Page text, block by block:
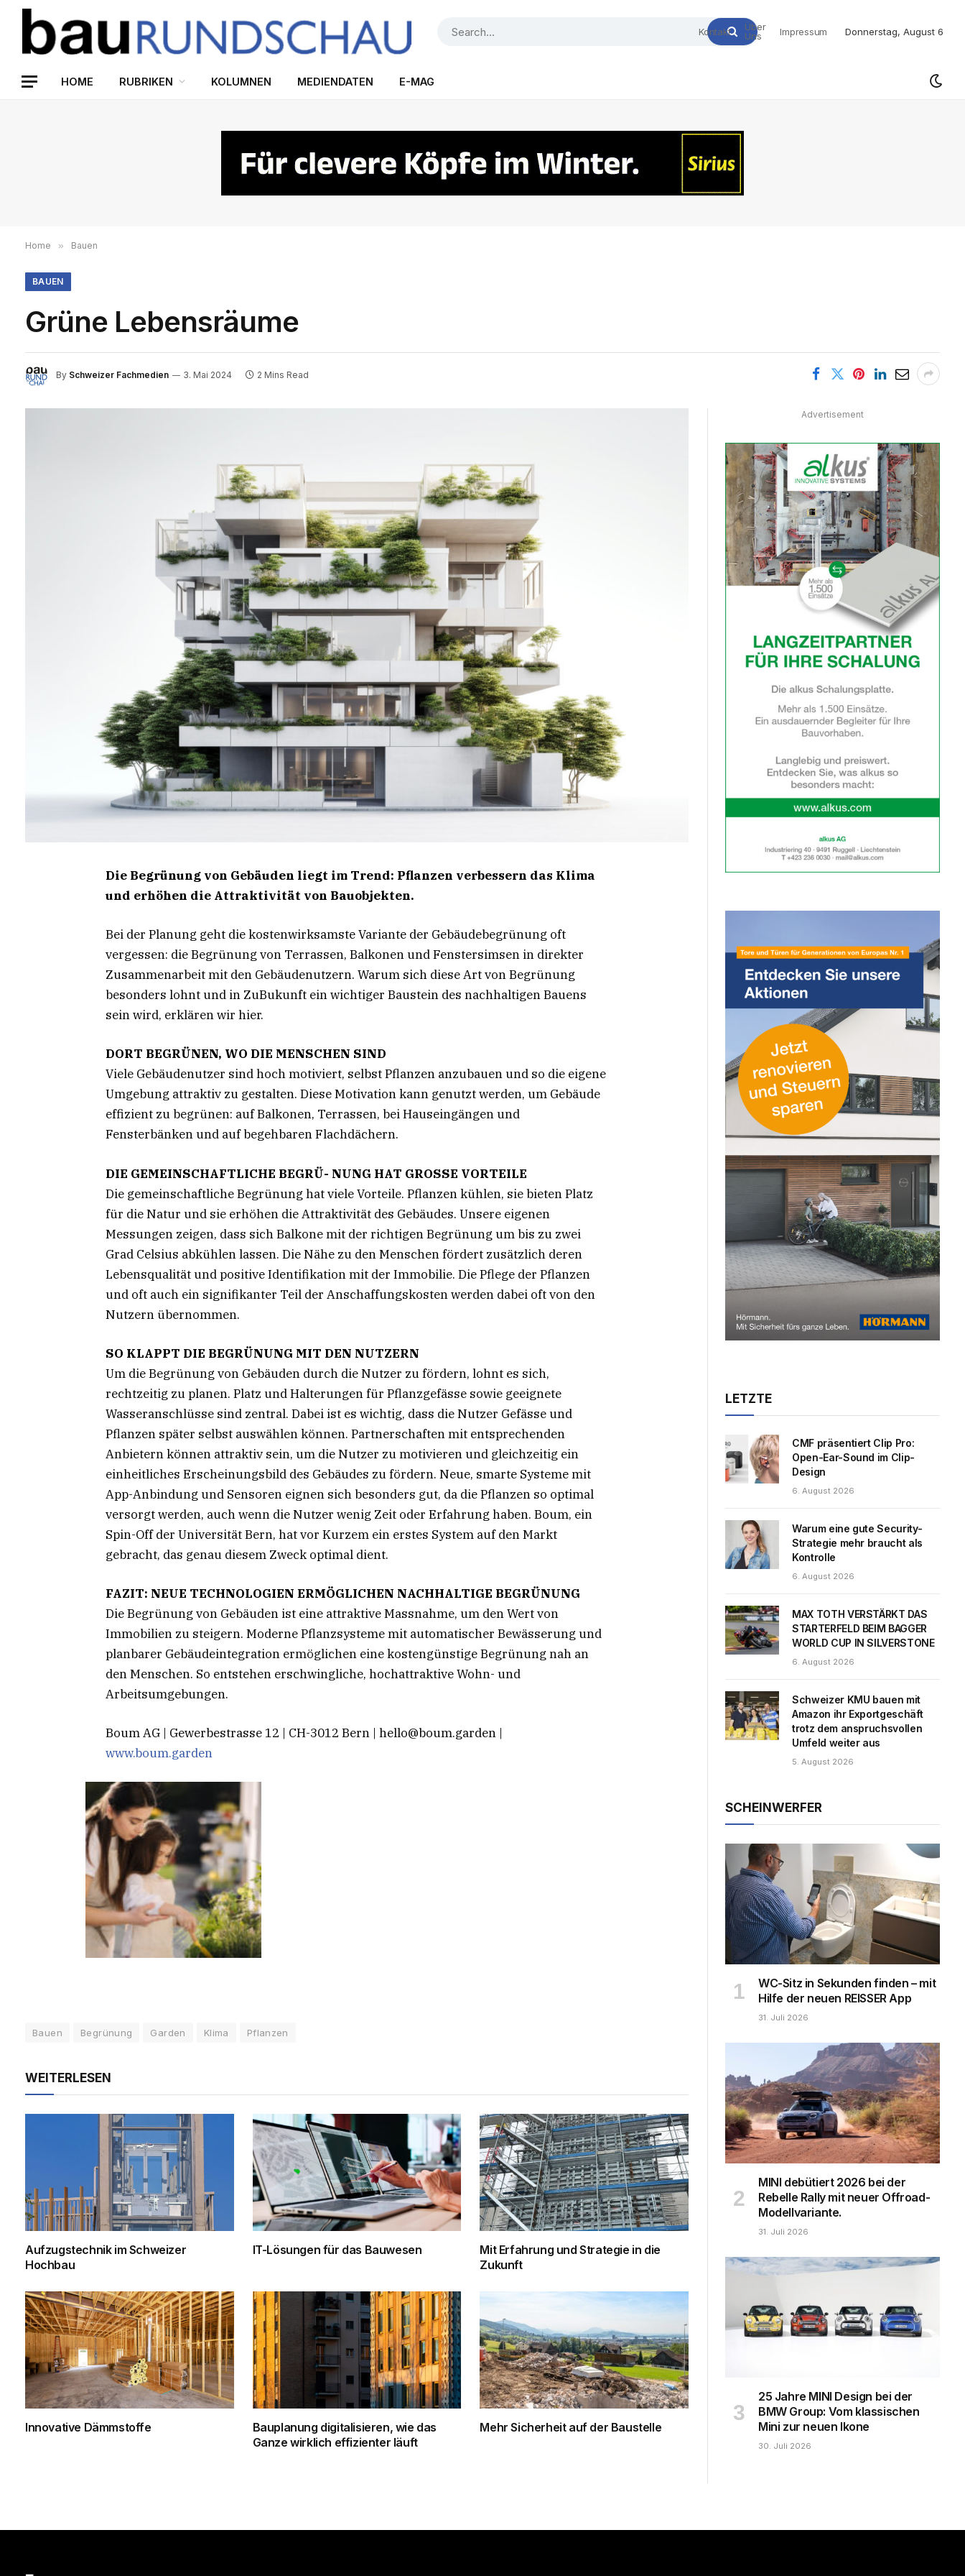
Kontakt
Über
Uns
Impressum Donnerstag, August 6
HOME RUBRIKEN KOLUMNEN MEDIENDATEN E-MAG
Home » Bauen
BAUEN
Grüne Lebensräume
By Schweizer Fachmedien 3. Mai 2024 2 Mins Read
Die Begrünung von Gebäuden liegt im Trend: Pflanzen verbessern das Klima
und erhöhen die Attraktivität von Bauobjekten.
Bei der Planung geht die kostenwirksamste Variante der Gebäudebegrünung oft
vergessen: die Begrünung von Terrassen, Balkonen und Fenstersimsen in direkter
Zusammenarbeit mit den Gebäudenutzern. Warum sich diese Art von Begrünung
besonders lohnt und in ZuBukunft ein wichtiger Baustein des nachhaltigen Bauens
sein wird, erklären wir hier.
DORT BEGRÜNEN, WO DIE MENSCHEN SIND
Viele Gebäudenutzer sind hoch motiviert, selbst Pflanzen anzubauen und so die eigene
Umgebung attraktiv zu gestalten. Diese Motivation kann genutzt werden, um Gebäude
effizient zu begrünen: auf Balkonen, Terrassen, bei Hauseingängen und
Fensterbänken und auf begehbaren Flachdächern.
DIE GEMEINSCHAFTLICHE BEGRÜ- NUNG HAT GROSSE VORTEILE
Die gemeinschaftliche Begrünung hat viele Vorteile. Pflanzen kühlen, sie bieten Platz
für die Natur und sie erhöhen die Attraktivität des Gebäudes. Unsere eigenen
Messungen zeigen, dass sich Balkone mit der richtigen Begrünung um bis zu zwei
Grad Celsius abkühlen lassen. Die Nähe zu den Menschen fördert zusätzlich deren
Lebensqualität und positive Identifikation mit der Immobilie. Die Pflege der Pflanzen
und oft auch ein signifikanter Teil der Anschaffungskosten werden dabei oft von den
Nutzern übernommen.
SO KLAPPT DIE BEGRÜNUNG MIT DEN NUTZERN
Um die Begrünung von Gebäuden durch die Nutzer zu fördern, lohnt es sich,
rechtzeitig zu planen. Platz und Halterungen für Pflanzgefässe sowie geeignete
Wasseranschlüsse sind zentral. Dabei ist es wichtig, dass die Nutzer Gefässe und
Pflanzen später selbst auswählen können. Partnerschaften mit entsprechenden
Anbietern können attraktiv sein, um die Nutzer zu motivieren und gleichzeitig ein
einheitliches Erscheinungsbild des Gebäudes zu fördern. Neue, smarte Systeme mit
App-Anbindung und Sensoren eignen sich besonders gut, da die Pflanzen so optimal
versorgt werden, auch wenn die Nutzer wenig Zeit oder Erfahrung haben. Boum, ein
Spin-Off der Universität Bern, hat vor Kurzem ein erstes System auf den Markt
gebracht, das genau diesem Zweck optimal dient.
FAZIT: NEUE TECHNOLOGIEN ERMÖGLICHEN NACHHALTIGE BEGRÜNUNG
Die Begrünung von Gebäuden ist eine attraktive Massnahme, um den Wert von
Immobilien zu steigern. Moderne Pflanzsysteme mit automatischer Bewässerung und
planbarer Gebäudeintegration ermöglichen eine kostengünstige Begrünung nah an
den Menschen. So entstehen erschwingliche, hochattraktive Wohn- und
Arbeitsumgebungen.
Boum AG | Gewerbestrasse 12 | CH-3012 Bern | hello@boum.garden |
www.boum.garden
Bauen Begrünung Garden Klima Pflanzen
WEITERLESEN
Aufzugstechnik im Schweizer
Hochbau
IT-Lösungen für das Bauwesen
Mit Erfahrung und Strategie in die
Zukunft
Innovative Dämmstoffe
Bauplanung digitalisieren, wie das
Ganze wirklich effizienter läuft
Mehr Sicherheit auf der Baustelle
Advertisement
LETZTE
CMF präsentiert Clip Pro:
Open-Ear-Sound im Clip-
Design
6. August 2026
Warum eine gute Security-
Strategie mehr braucht als
Kontrolle
6. August 2026
MAX TOTH VERSTÄRKT DAS
STARTERFELD BEIM BAGGER
WORLD CUP IN SILVERSTONE
6. August 2026
Schweizer KMU bauen mit
Amazon ihr Exportgeschäft
trotz dem anspruchsvollen
Umfeld weiter aus
5. August 2026
SCHEINWERFER
WC-Sitz in Sekunden finden – mit
Hilfe der neuen REISSER App
31. Juli 2026
MINI debütiert 2026 bei der
Rebelle Rally mit neuer Offroad-
Modellvariante.
31. Juli 2026
25 Jahre MINI Design bei der
BMW Group: Vom klassischen
Mini zur neuen Ikone
30. Juli 2026